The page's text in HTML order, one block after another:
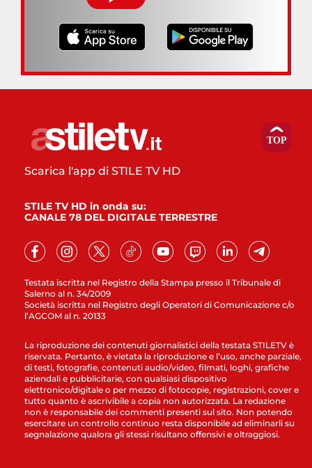
Testata iscritta nel Registro della Stampa presso il Tribunale di
Salerno al n. 34/2009
Società iscritta nel Registro degli Operatori di Comunicazione c/o
l’AGCOM al n. 20133
Scarica l'app di STILE TV HD
STILE TV HD in onda su:
CANALE 78 DEL DIGITALE TERRESTRE
La riproduzione dei contenuti giornalistici della testata STILETV è
riservata. Pertanto, è vietata la riproduzione e l’uso, anche parziale,
di testi, fotografie, contenuti audio/video, filmati, loghi, grafiche
aziendali e pubblicitarie, con qualsiasi dispositivo
elettronico/digitale o per mezzo di fotocopie, registrazioni, cover e
tutto quanto è ascrivibile a copia non autorizzata. La redazione
non è responsabile dei commenti presenti sul sito. Non potendo
esercitare un controllo continuo resta disponibile ad eliminarli su
segnalazione qualora gli stessi risultano offensivi e oltraggiosi.